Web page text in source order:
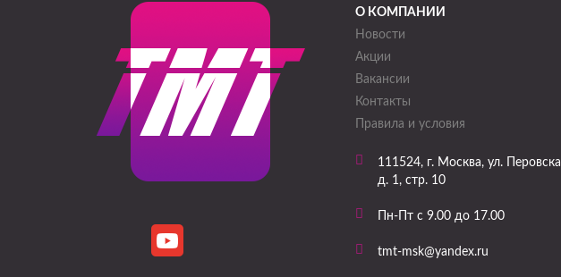
О КОМПАНИИ
Новости
Акции
Вакансии
Контакты
Правила и условия
111524, г. Москва, ул.
д. 1, стр. 10
Пн-Пт с 9.00 до 17.00
tmt-msk@yandex.ru